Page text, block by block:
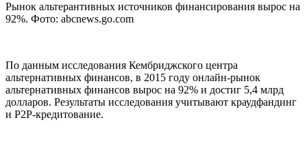
Рынок альтерантивных источников финансирования вырос на
92%. Фото: abcnews.go.com
По данным исследования Кембриджского центра
альтернативных финансов, в 2015 году онлайн-рынок
альтернативных финансов вырос на 92% и достиг 5,4 млрд
долларов. Результаты исследования учитывают краудфандинг
и P2P-кредитование.